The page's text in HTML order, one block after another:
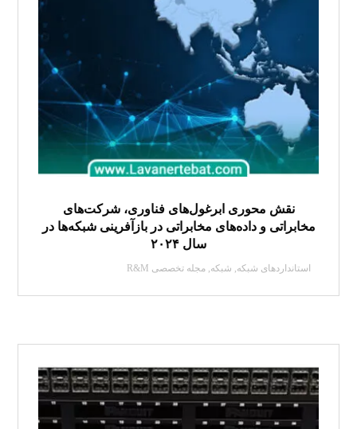
نقش محوری ابرغول‌های فناوری، شرکت‌های
مخابراتی و داده‌های مخابراتی در بازآفرینی شبکه‌ها در
سال ۲۰۲۴
استانداردهای شبکه شبکه ,مجله تخصصی R&M